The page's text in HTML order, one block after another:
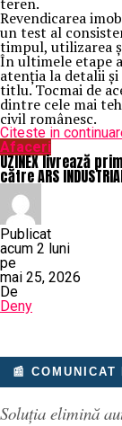
Revendicarea
un test al
timpul, utilizarea
În ultimele etape
atenția la detalii
titlu. Tocmai de
dintre cele mai
civil românesc.
Citeste in
Afaceri
UZINEX livrează
către ARS
Publicat
acum 2 luni
pe
mai 25, 2026
De
Deny
📰 COMUNICAT
Soluția elimină